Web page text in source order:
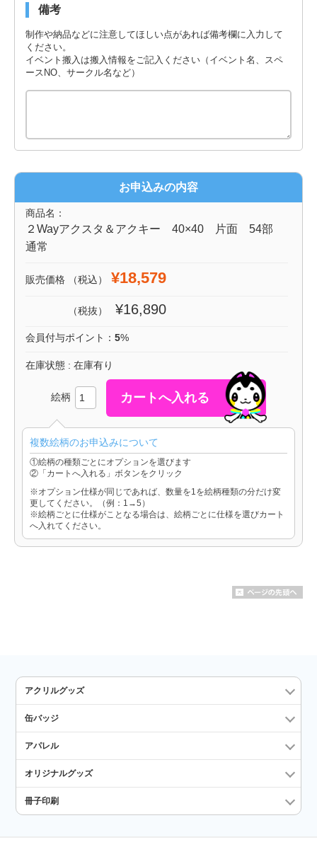
備考
制作や納品などに注意してほしい点があれば備考欄に入力して
ください。
イベント搬入は搬入情報をご記入ください（イベント名、スペ
ースNO、サークル名など）
お申込みの内容
商品名：
２Wayアクスタ＆アクキー 40×40 片面 54部
通常
販売価格 （税込） ¥18,579
（税抜） ¥16,890
会員付与ポイント： 5%
在庫状態 : 在庫有り
絵柄
複数絵柄のお申込みについて
①絵柄の種類ごとにオプションを選びます
②「カートへ入れる」ボタンをクリック
※オプション仕様が同じであれば、数量を1を絵柄種類の分だけ変
更してください。（例：1→5）
※絵柄ごとに仕様がことなる場合は、絵柄ごとに仕様を選びカート
へ入れてください。
アクリルグッズ
缶バッジ
アパレル
オリジナルグッズ
冊子印刷